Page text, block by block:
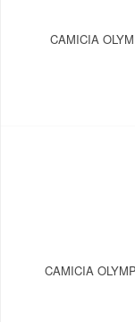
CAMICIA
CAMICIA